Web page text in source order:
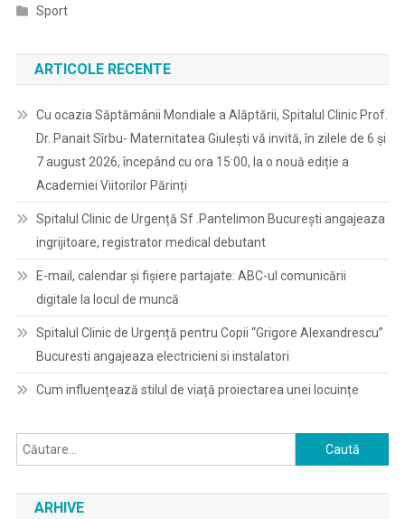
Sport
ARTICOLE RECENTE
Cu ocazia Săptămânii Mondiale a Alăptării, Spitalul Clinic Prof.
Dr. Panait Sîrbu- Maternitatea Giulești vă invită, în zilele de 6 și
7 august 2026, începând cu ora 15:00, la o nouă ediție a
Academiei Viitorilor Părinți
Spitalul Clinic de Urgență Sf .Pantelimon București angajeaza
ingrijitoare, registrator medical debutant
E-mail, calendar şi fişiere partajate: ABC-ul comunicării
digitale la locul de muncă
Spitalul Clinic de Urgență pentru Copii “Grigore Alexandrescu”
Bucuresti angajeaza electricieni si instalatori
Cum influențează stilul de viață proiectarea unei locuințe
Caută
după:
ARHIVE